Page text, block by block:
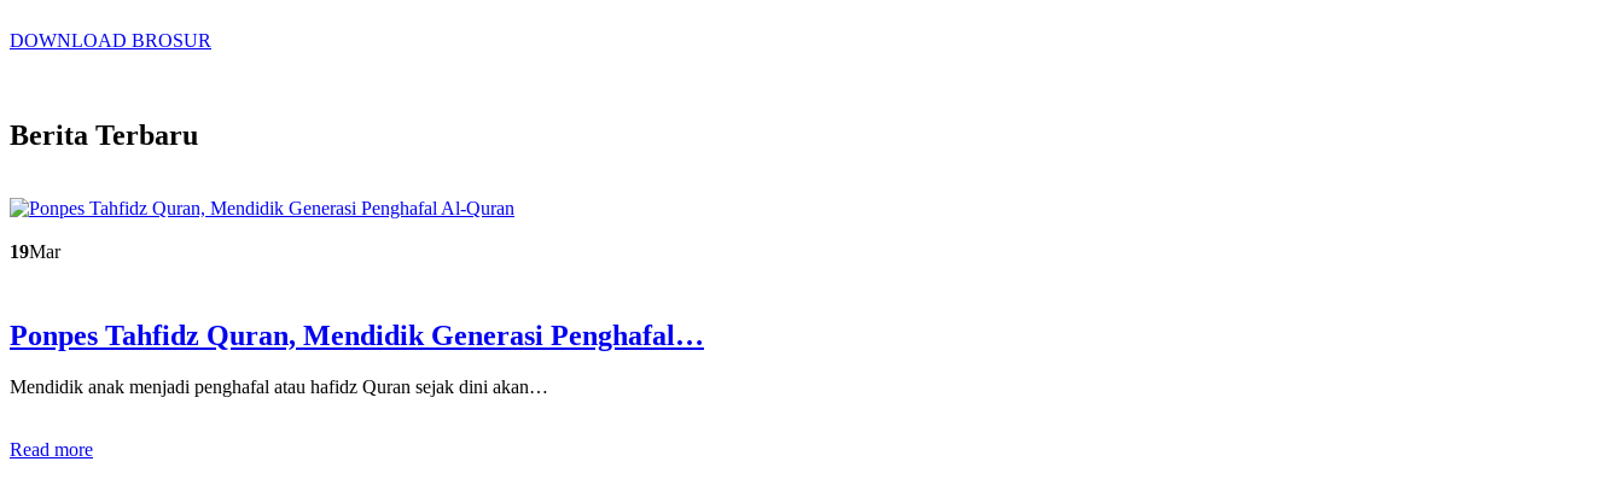
DOWNLOAD BROSUR
Berita Terbaru
19Mar
Ponpes Tahfidz Quran, Mendidik Generasi Penghafal…
Mendidik anak menjadi penghafal atau hafidz Quran sejak dini akan…
Read more